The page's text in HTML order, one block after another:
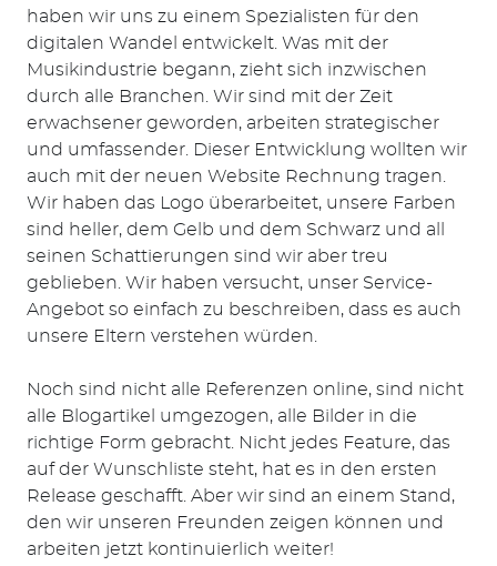
Suchen
nach:
haben wir uns zu einem Spezialisten für den
digitalen Wandel entwickelt. Was mit der
Musikindustrie begann, zieht sich inzwischen
durch alle Branchen. Wir sind mit der Zeit
erwachsener geworden, arbeiten strategischer
und umfassender. Dieser Entwicklung wollten wir
auch mit der neuen Website Rechnung tragen.
Wir haben das Logo überarbeitet, unsere Farben
sind heller, dem Gelb und dem Schwarz und all
seinen Schattierungen sind wir aber treu
geblieben. Wir haben versucht, unser Service-
Angebot so einfach zu beschreiben, dass es auch
unsere Eltern verstehen würden.
Noch sind nicht alle Referenzen online, sind nicht
alle Blogartikel umgezogen, alle Bilder in die
richtige Form gebracht. Nicht jedes Feature, das
auf der Wunschliste steht, hat es in den ersten
Release geschafft. Aber wir sind an einem Stand,
den wir unseren Freunden zeigen können und
arbeiten jetzt kontinuierlich weiter!